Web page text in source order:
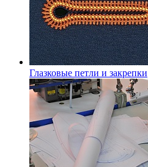
Глазковые петли и закрепки